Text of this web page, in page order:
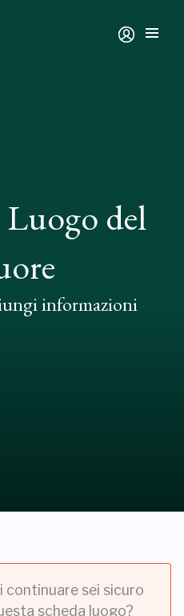
del
informazioni
continuare sei sicuro
scheda luogo?